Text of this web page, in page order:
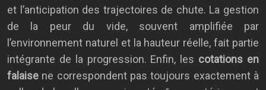
et l’anticipation des trajectoires de chute. La gestion
de la peur du vide, souvent amplifiée par
l’environnement naturel et la hauteur réelle, fait partie
intégrante de la progression. Enfin, les cotations en
falaise ne correspondent pas toujours exactement à